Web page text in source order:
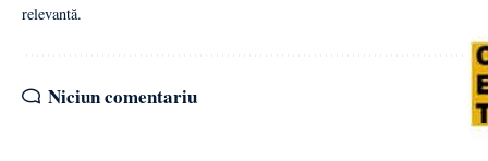
relevantă.
Niciun comentariu